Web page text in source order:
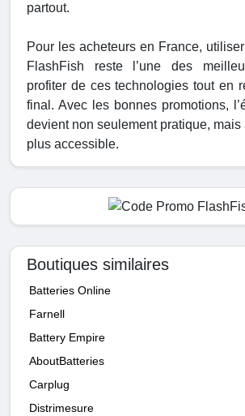
partout.
Pour les acheteurs en France,
FlashFish reste l’une des
profiter de ces technologies tout en
final. Avec les bonnes promotions,
devient non seulement pratique,
plus accessible.
Boutiques similaires
Batteries Online
Farnell
Battery Empire
AboutBatteries
Carplug
Distrimesure